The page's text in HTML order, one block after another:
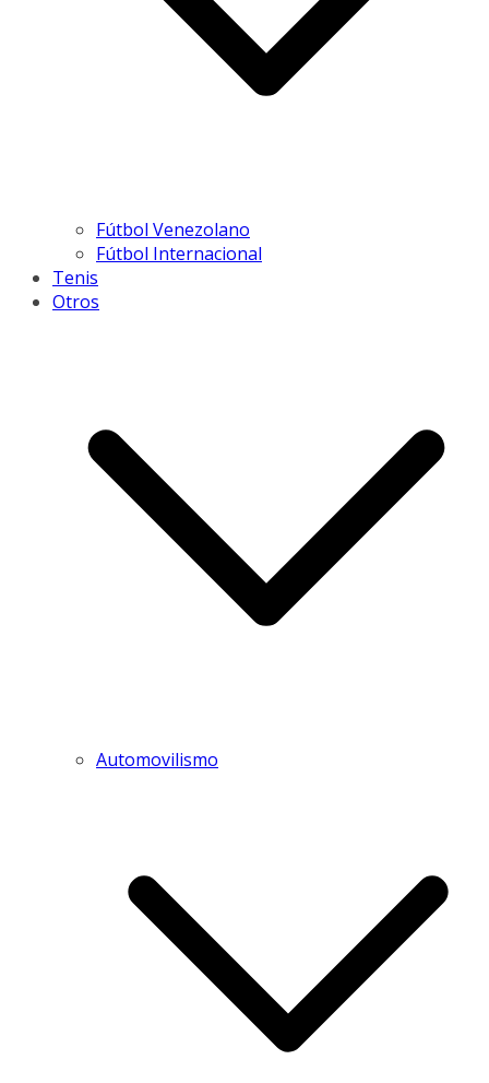
Fútbol Venezolano
Fútbol Internacional
Tenis
Otros
Automovilismo